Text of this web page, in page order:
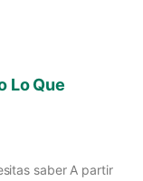
Lo Que
saber A partir